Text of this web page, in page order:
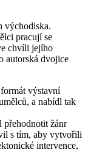
východiska.
pracují se
chvíli jejího
autorská dvojice
výstavní
a nabídl tak
přehodnotit žánr
s tím, aby vytvořili
intervence,